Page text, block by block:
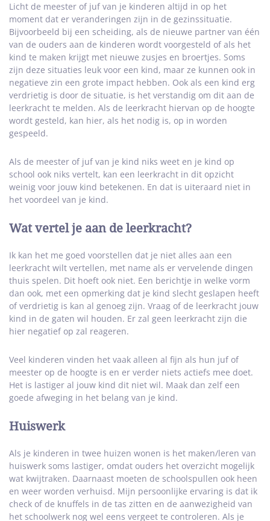
Licht de meester of juf van je kinderen altijd in op het
moment dat er veranderingen zijn in de gezinssituatie.
Bijvoorbeeld bij een scheiding, als de nieuwe partner van één
van de ouders aan de kinderen wordt voorgesteld of als het
kind te maken krijgt met nieuwe zusjes en broertjes. Soms
zijn deze situaties leuk voor een kind, maar ze kunnen ook in
negatieve zin een grote impact hebben. Ook als een kind erg
verdrietig is door de situatie, is het verstandig om dit aan de
leerkracht te melden. Als de leerkracht hiervan op de hoogte
wordt gesteld, kan hier, als het nodig is, op in worden
gespeeld.
Als de meester of juf van je kind niks weet en je kind op
school ook niks vertelt, kan een leerkracht in dit opzicht
weinig voor jouw kind betekenen. En dat is uiteraard niet in
het voordeel van je kind.
Wat vertel je aan de leerkracht?
Ik kan het me goed voorstellen dat je niet alles aan een
leerkracht wilt vertellen, met name als er vervelende dingen
thuis spelen. Dit hoeft ook niet. Een berichtje in welke vorm
dan ook, met een opmerking dat je kind slecht geslapen heeft
of verdrietig is kan al genoeg zijn. Vraag of de leerkracht jouw
kind in de gaten wil houden. Er zal geen leerkracht zijn die
hier negatief op zal reageren.
Veel kinderen vinden het vaak alleen al fijn als hun juf of
meester op de hoogte is en er verder niets actiefs mee doet.
Het is lastiger al jouw kind dit niet wil. Maak dan zelf een
goede afweging in het belang van je kind.
Huiswerk
Als je kinderen in twee huizen wonen is het maken/leren van
huiswerk soms lastiger, omdat ouders het overzicht mogelijk
wat kwijtraken. Daarnaast moeten de schoolspullen ook heen
en weer worden verhuisd. Mijn persoonlijke ervaring is dat ik
check of de knuffels in de tas zitten en de aanwezigheid van
het schoolwerk nog wel eens vergeet te controleren. Als je